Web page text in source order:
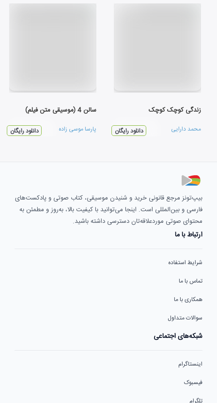
زندگی کوچک کوچک
محمد دارایی دانلود رایگان
سالن 4 (موسیقی متن فیلم)
پارسا موسی زاده دانلود رایگان
بیپ‌تونز مرجع قانونی خرید و شنیدن موسیقی، کتاب صوتی و پادکست‌های
فارسی و بین‌المللی است. اینجا می‌توانید با کیفیت بالا، به‌روز و مطمئن به
محتوای صوتی موردعلاقه‌تان دسترسی داشته باشید.
ارتباط با ما
شرایط استفاده
تماس با ما
همکاری با ما
سوالات متداول
شبکه‌های اجتماعی
اینستاگرام
فیسبوک
تلگرام